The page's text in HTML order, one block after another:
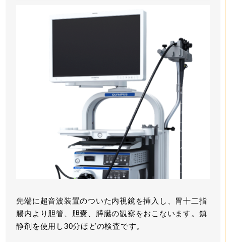
先端に超音波装置のついた内視鏡を挿入し、胃十二指
腸内より胆管、胆嚢、膵臓の観察をおこないます。鎮
静剤を使用し30分ほどの検査です。